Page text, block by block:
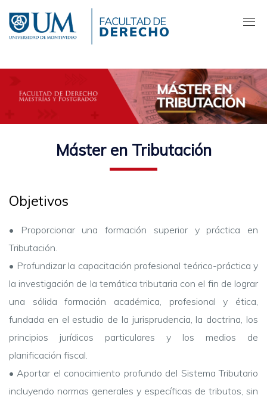
contenido
principal
Máster en Tributación
Objetivos
• Proporcionar una formación superior y práctica en
Tributación.
• Profundizar la capacitación profesional teórico-práctica y
la investigación de la temática tributaria con el fin de lograr
una sólida formación académica, profesional y ética,
fundada en el estudio de la jurisprudencia, la doctrina, los
principios jurídicos particulares y los medios de
planificación fiscal.
• Aportar el conocimiento profundo del Sistema Tributario
incluyendo normas generales y específicas de tributos, sin